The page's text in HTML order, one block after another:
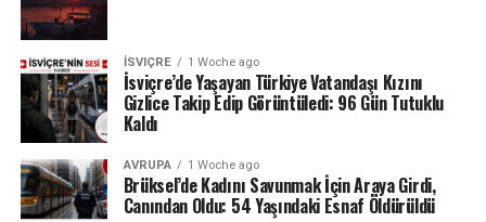
İSVIÇRE 1 Woche ago
İsviçre’de Yaşayan Türkiye Vatandaşı Kızını
Gizlice Takip Edip Görüntüledi: 96 Gün Tutuklu
Kaldı
AVRUPA 1 Woche ago
Brüksel’de Kadını Savunmak İçin Araya Girdi,
Canından Oldu: 54 Yaşındaki Esnaf Öldürüldü